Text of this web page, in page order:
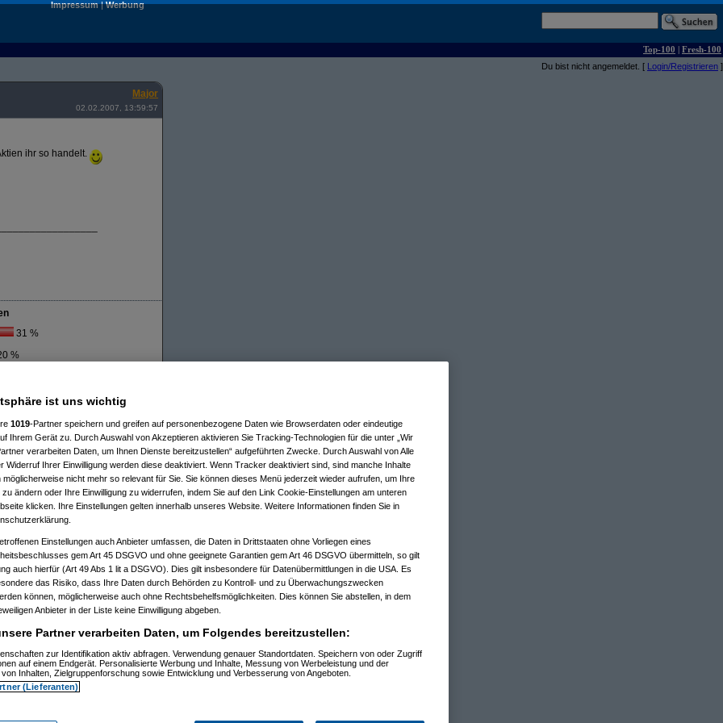
Impressum|Werbung
Top-100 | Fresh-100
Du bist nicht angemeldet. [ Login/Registrieren ]
Major
02.02.2007, 13:59:57
ihr so handelt.
31 %
%
ist uns wichtig
1019-Partner speichern und greifen auf personenbezogene Daten wie Browserdaten oder eindeutige
Ihrem Gerät zu. Durch Auswahl von Akzeptieren aktivieren Sie Tracking-Technologien für die unter „Wir
verarbeiten Daten, um Ihnen Dienste bereitzustellen“ aufgeführten Zwecke. Durch Auswahl von Alle
Widerruf Ihrer Einwilligung werden diese deaktiviert. Wenn Tracker deaktiviert sind, sind manche Inhalte
möglicherweise nicht mehr so relevant für Sie. Sie können dieses Menü jederzeit wieder aufrufen, um Ihre
zu ändern oder Ihre Einwilligung zu widerrufen, indem Sie auf den Link Cookie-Einstellungen am unteren
klicken. Ihre Einstellungen gelten innerhalb unseres Website. Weitere Informationen finden Sie in
Einstellungen auch Anbieter umfassen, die Daten in Drittstaaten ohne Vorliegen eines
gem Art 45 DSGVO und ohne geeignete Garantien gem Art 46 DSGVO übermitteln, so gilt
auch hierfür (Art 49 Abs 1 lit a DSGVO). Dies gilt insbesondere für Datenübermittlungen in die USA. Es
das Risiko, dass Ihre Daten durch Behörden zu Kontroll- und zu Überwachungszwecken
können, möglicherweise auch ohne Rechtsbehelfsmöglichkeiten. Dies können Sie abstellen, in dem
Anbieter in der Liste keine Einwilligung abgeben.
Partner verarbeiten Daten, um Folgendes bereitzustellen:
zur Identifikation aktiv abfragen. Verwendung genauer Standortdaten. Speichern von oder Zugriff
auf einem Endgerät. Personalisierte Werbung und Inhalte, Messung von Werbeleistung und der
Inhalten, Zielgruppenforschung sowie Entwicklung und Verbesserung von Angeboten.
(Lieferanten)